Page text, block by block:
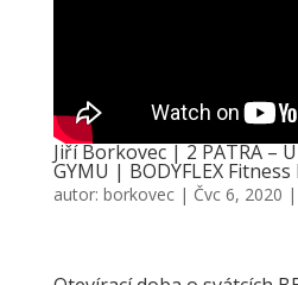
Jiří Borkovec | 2 PATRA –
GYMU | BODYFLEX Fitness
autor: borkovec| Čvc 6, 2020 |